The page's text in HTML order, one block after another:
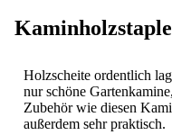
Holzscheite ordentlich
nur schöne
Zubehör wie diesen
außerdem sehr praktisch.